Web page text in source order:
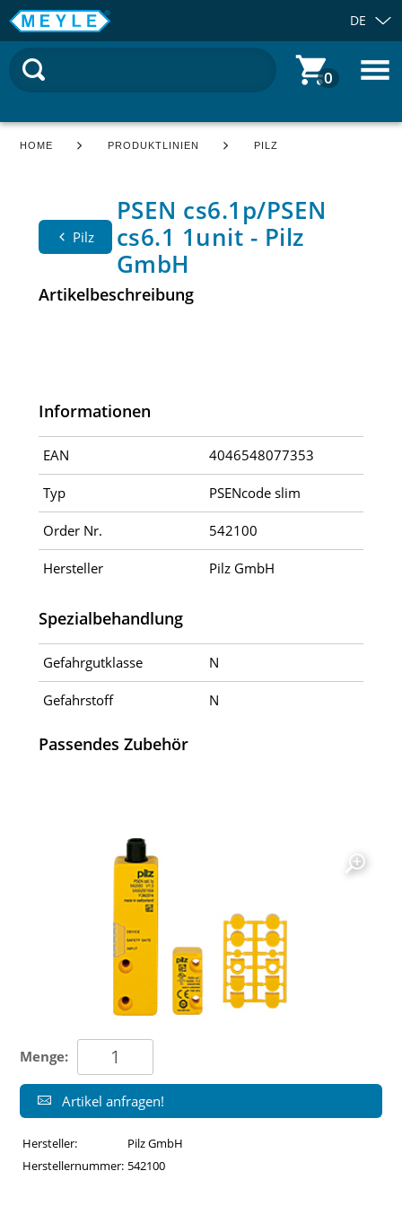
DE
0
HOME PRODUKTLINIEN PILZ
Pilz
PSEN cs6.1p/PSEN
cs6.1 1unit - Pilz
GmbH
Artikelbeschreibung
Informationen
EAN 4046548077353
Typ PSENcode slim
Order Nr. 542100
Hersteller Pilz GmbH
Spezialbehandlung
Gefahrgutklasse N
Gefahrstoff N
Passendes Zubehör
Menge:
Artikel anfragen!
Hersteller:
Pilz GmbH
Herstellernummer: 542100